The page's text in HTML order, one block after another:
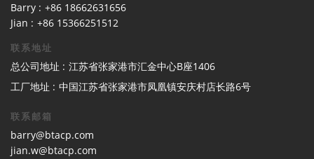
Barry : +86 18662631656
Jian : +86 15366251512
联系地址
总公司地址 : 江苏省张家港市汇金中心B座1406
工厂地址 : 中国江苏省张家港市凤凰镇安庆村店长路6号
联系邮箱
barry@btacp.com
jian.w@btacp.com